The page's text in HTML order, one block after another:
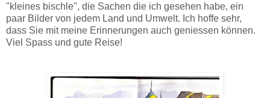
"kleines bischle", die Sachen die ich gesehen habe, ein
paar Bilder von jedem Land und Umwelt. Ich hoffe sehr,
dass Sie mit meine Erinnerungen auch geniessen können.
Viel Spass und gute Reise!